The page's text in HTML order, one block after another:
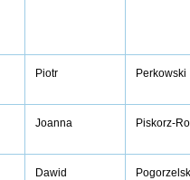
Piotr Perkowski
Joanna Piskorz-
Dawid